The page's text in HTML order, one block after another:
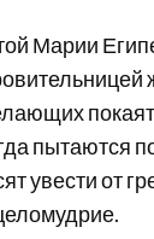
Марии
пытаются
увести от